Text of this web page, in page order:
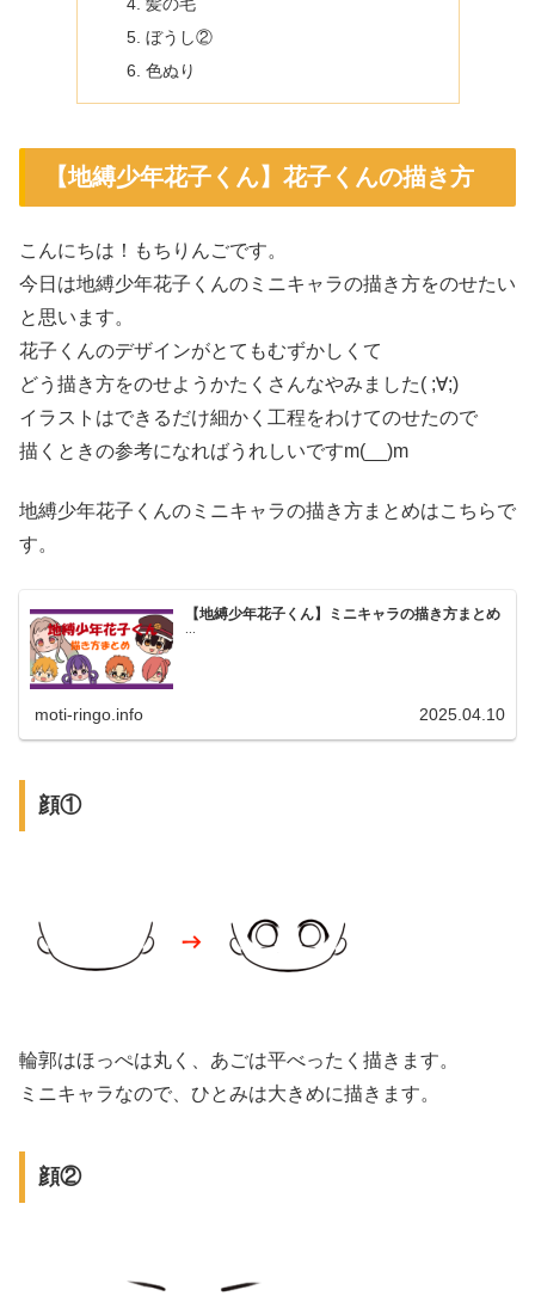
ぼうし②
色ぬり
【地縛少年花子くん】花子くんの描き方
こんにちは！もちりんごです。
今日は地縛少年花子くんのミニキャラの描き方をのせたい
と思います。
花子くんのデザインがとてもむずかしくて
どう描き方をのせようかたくさんなやみました( ;∀;)
イラストはできるだけ細かく工程をわけてのせたので
描くときの参考になればうれしいですm(__)m
地縛少年花子くんのミニキャラの描き方まとめはこちらで
す。
【地縛少年花子くん】ミニキャラの描き方まとめ
moti-ringo.info 2025.04.10
顔①
輪郭はほっぺは丸く、あごは平べったく描きます。
ミニキャラなので、ひとみは大きめに描きます。
顔②